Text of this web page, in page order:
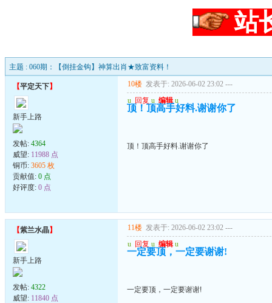
站
主题 : 060期：【倒挂金钩】神算出肖★致富资料！
【平定天下】
新手上路
发帖: 4364
威望: 11988 点
铜币: 3605 枚
贡献值: 0 点
好评度: 0 点
10楼 发表于: 2026-06-02 23:02 ---
u 回复 u 编辑 u
顶！顶高手好料.谢谢你了
顶！顶高手好料.谢谢你了
【紫兰水晶】
新手上路
发帖: 4322
威望: 11840 点
11楼 发表于: 2026-06-02 23:02 ---
u 回复 u 编辑 u
一定要顶，一定要谢谢!
一定要顶，一定要谢谢!